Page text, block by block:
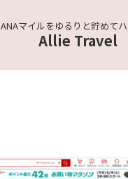
ANAマイルをゆるりと貯めて
Allie Travel